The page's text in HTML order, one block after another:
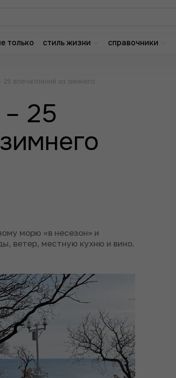
только стиль жизни справочники
впечатлений из зимнего
25
морю «в несезон» и
ветер, местную кухню и вино.